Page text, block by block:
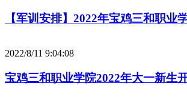
【军训安排】2022年宝鸡三和职业
2022/8/11 9:04:08
宝鸡三和职业学院2022年大一新生